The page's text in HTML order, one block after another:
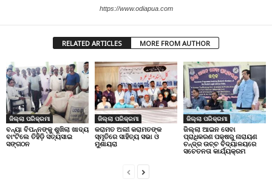
https://www.odiapua.com
RELATED ARTICLES MORE FROM AUTHOR
ଜିଲ୍ଲା ପରିକ୍ରମା
ବନ୍ୟା ବିପନ୍ନଙ୍କୁ ଶୁଖିଲା ଖାଦ୍ୟ
ବାଂଟିଲେ ତିହିଡି଼ ସତ୍ୟସାଇ
ସଙ୍ଗଠନ
ଜିଲ୍ଲା ପରିକ୍ରମା
କରାମତ ଅଲୀ କରାମତଙ୍କ
ସ୍ମୃତିରେ ସାହିତ୍ୟ ସଭା ଓ
ମୁଶାୟରା
ଜିଲ୍ଲା ପରିକ୍ରମା
ଜିଲ୍ଲା ଆଇନ ସେବା
ପ୍ରାଧିକରଣ ପକ୍ଷରୁ ନାରାୟଣ
ଚନ୍ଦ୍ର ଉଚ୍ଚ ବିଦ୍ୟାଳୟରେ
ସଚେତନତା କାର୍ଯ୍ୟକ୍ରମ